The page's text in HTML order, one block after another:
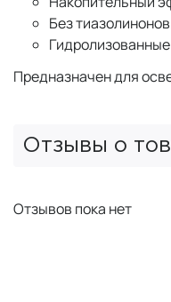
Без
Предназначен для
Отзывы о
Отзывов пока нет